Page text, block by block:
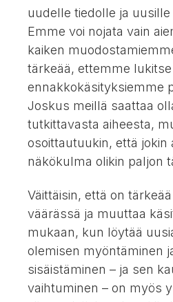
uudelle tiedolle ja
Emme voi nojata vain
kaiken
tärkeää, ettemme
ennakkokäsityksiemme
Joskus meillä saattaa
tutkittavasta aiheesta,
osoittautuukin, että jokin
näkökulma olikin paljon
Väittäisin, että on
väärässä ja muuttaa
mukaan, kun löytää
olemisen myöntäminen
sisäistäminen – ja sen
vaihtuminen – on myös